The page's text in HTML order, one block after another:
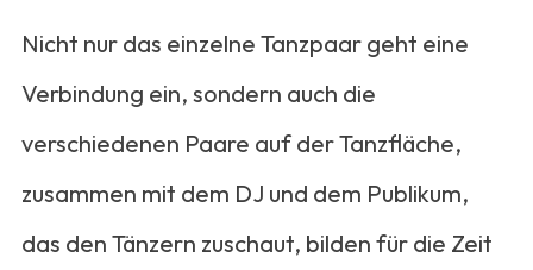
Nicht nur das einzelne Tanzpaar geht eine
Verbindung ein, sondern auch die
verschiedenen Paare auf der Tanzfläche,
zusammen mit dem DJ und dem Publikum,
das den Tänzern zuschaut, bilden für die Zeit